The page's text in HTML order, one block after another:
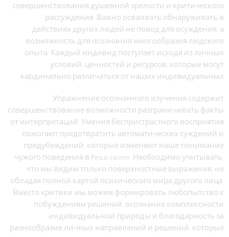
совершенствования душевной зрелости и критического
рассуждения. Важно осваивать обнаруживать в
действиях других людей не повод для осуждения, а
возможность для осознания многообразия людского
опыта. Каждый индивид поступает исходя из личных
условий, ценностей и ресурсов, которые могут
кардинально различаться от наших индивидуальных.
Упражнение осознанного изучения содержит
совершенствование возможности разграничивать факты
от интерпретаций. Умения беспристрастного восприятия
помогают предотвратить автоматических суждений и
предубеждений, которые изменяют наше понимание
чужого поведения в Pinco casino. Необходимо учитывать,
что мы видим только поверхностные выражения, не
обладая полной картой психического мира другого лица.
Вместо критики мы можем формировать любопытство к
побуждениям решений, осознание комплексности
индивидуальной природы и благодарность за
разнообразие личных направлений и решений, которые